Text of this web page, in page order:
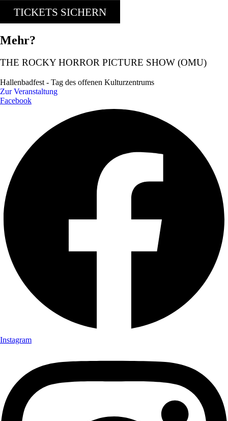
TICKETS SICHERN
Mehr?
THE ROCKY HORROR PICTURE SHOW (OMU)
Hallenbadfest - Tag des offenen Kulturzentrums
Zur Veranstaltung
Facebook
Instagram